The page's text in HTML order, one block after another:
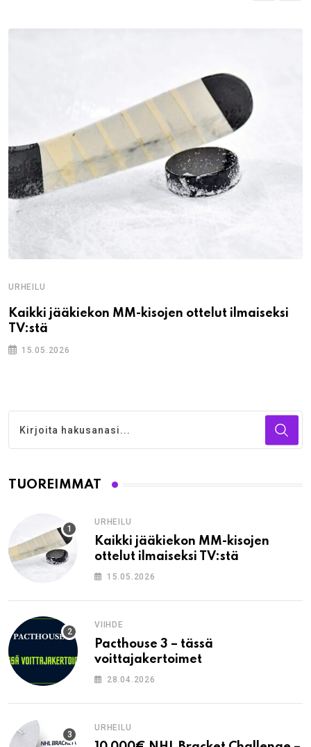
URHEILU
Kaikki jääkiekon MM-kisojen ottelut ilmaiseksi
TV:stä
15.05.2026
TUOREIMMAT
URHEILU
Kaikki jääkiekon MM-kisojen
ottelut ilmaiseksi TV:stä
15.05.2026
VIIHDE
Pacthouse 3 – tässä
voittajakertoimet
28.04.2026
URHEILU